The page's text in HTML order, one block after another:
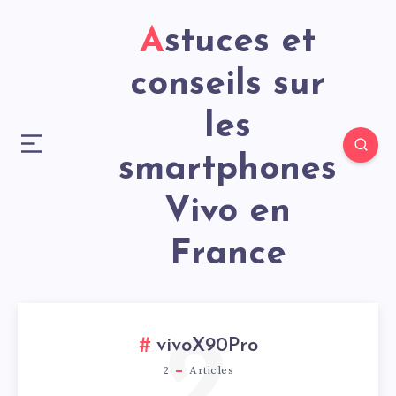
Astuces et
conseils sur
les
smartphones
Vivo en
France
vivoX90Pro
2 Articles